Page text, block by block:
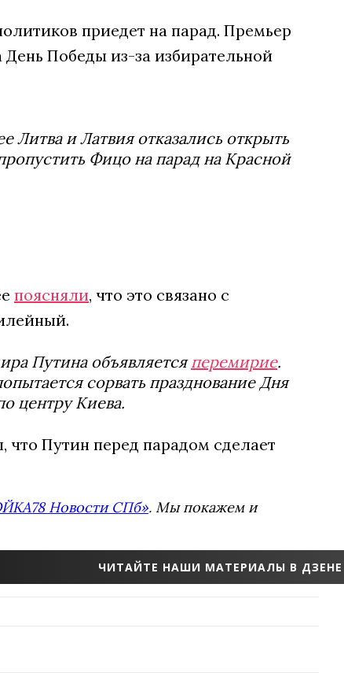
приедет на парад. Премьер
День Победы из-за избирательной
Литва и Латвия отказались открыть
Фицо на парад на Красной
поясняли, что это связано с
Путина объявляется перемирие.
сорвать празднование Дня
центру Киева.
что Путин перед парадом сделает
Новости СПб». Мы покажем и
ЧИТАЙТЕ НАШИ МАТЕРИАЛЫ В ДЗЕНЕ